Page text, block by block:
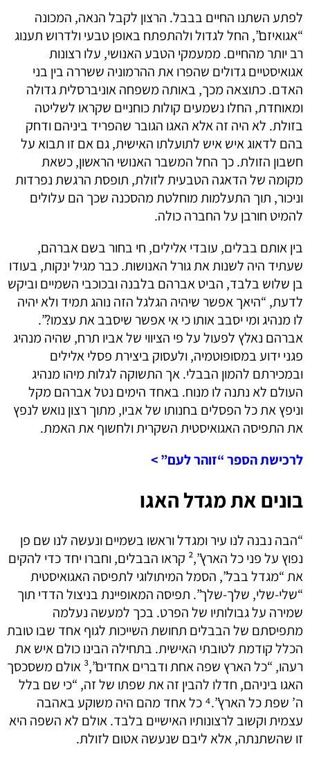
לפתע השתנו החיים בבבל. הרצון לקבל הנאה, המכונה
“אגואיזם”, החל לגדול ולהתפתח באופן טבעי ולדרוש תענוג
רב יותר מהחיים. ממעמקי הטבע האנושי, עלו רצונות
אגואיסטיים גדולים שהפרו את ההרמוניה ששררה בין בני
האדם. כתוצאה מכך, באותה משפחה אוניברסלית גדולה
ומאוחדת, החלו נשמעים קולות כוחניים שקראו לשליטה
בזולת. לא היה זה אלא האגו הגובר שהפריד ביניהם ודחק
בהם לדאוג איש איש לתועלתו האישית, גם אם זו תבוא על
חשבון הזולת. כך החל המשבר האנושי הראשון, כשאת
מקומה של הדאגה הטבעית לזולת, תופסת הרגשת נפרדות
וניכור, תוך התעלמות מוחלטת מהסכנה שכך הם עלולים
להמיט חורבן על החברה כולה.
בין אותם בבלים, עובדי אלילים, חי בחור בשם אברהם,
שעתיד היה לשנות את גורל האנושות. כבר מגיל ינקות, בעודו
בן שלוש בלבד, הביט אברהם בלבנה ובכוכבי השמיים וביקש
לדעת, “היאך אפשר שיהיה הגלגל הזה נוהג תמיד ולא יהיה
לו מנהיג ומי יסבב אותו כי אי אפשר שיסבב את עצמו?”.
אברהם נאלץ לפעול על פי הציווי של אביו תרח, שהיה מנהיג
פגני ידוע במסופוטמיה, ולעסוק ביצירת פסלי אלילים
ובמכירתם להמון הבבלי. אך התשוקה לגלות מיהו מנהיג
העולם לא נתנה לו מנוח. באחד הימים נטל אברהם מקל
וניפץ את כל הפסלים בחנותו של אביו, מתוך רצון נואש לנפץ
את התפיסה האגואיסטית השקרית ולחשוף את האמת.
לרכישת הספר “זוהר לעם” >
בונים את מגדל האגו
“הבה נבנה לנו עיר ומגדל וראשו בשמיים ונעשה לנו שם פן
נפוץ על פני כל הארץ”,² קראו הבבלים, וחברו יחד כדי להקים
את “מגדל בבל”, הסמל המיתולוגי לתפיסה האגואיסטית
“שלי-שלי, שלך-שלך”. תפיסה המאופיינת בניצול הדדי תוך
שמירה על גבולותיו של הפרט. בכך למעשה נעלמה
מתפיסתם של הבבלים תחושת השייכות לגוף אחד שבו טובת
הכלל קודמת לטובתי האישית. בתחילה הבינו כולם איש את
רעהו, “כל הארץ שפה אחת ודברים אחדים”,³ אולם משסכסך
האגו ביניהם, חדלו להבין זה את שפתו של זה, “כי שם בלל
ה’ שפת כל הארץ”.⁴ כל אחד מהם היה משוקע באהבה
עצמית וקשוב לרצונותיו האישיים בלבד. אולם לא השפה היא
זו שהשתנתה, אלא ליבם שנעשה אטום לזולת.